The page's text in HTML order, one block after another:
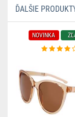
ĎALŠIE
NOVINKA